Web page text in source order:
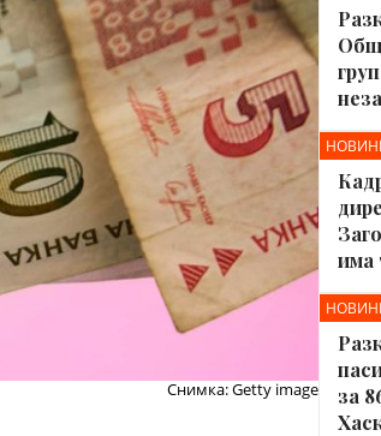
Снимка: Getty image
има
за